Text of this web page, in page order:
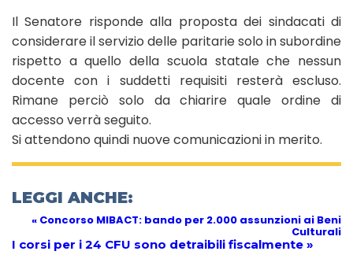
Il Senatore risponde alla proposta dei sindacati di
considerare il servizio delle paritarie solo in subordine
rispetto a quello della scuola statale che nessun
docente con i suddetti requisiti resterà escluso.
Rimane perciò solo da chiarire quale ordine di
accesso verrà seguito.
Si attendono quindi nuove comunicazioni in merito.
LEGGI ANCHE:
« Concorso MIBACT: bando per 2.000 assunzioni ai Beni
Culturali
I corsi per i 24 CFU sono detraibili fiscalmente »